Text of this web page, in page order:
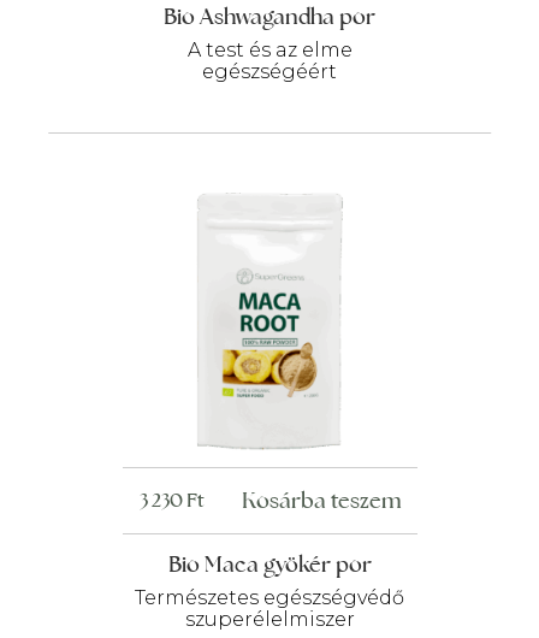
Bio Ashwagandha por
A test és az elme
egészségéért
Bio Maca gyökér por
Természetes egészségvédő
szuperélelmiszer
3 230Ft Kosárba teszem